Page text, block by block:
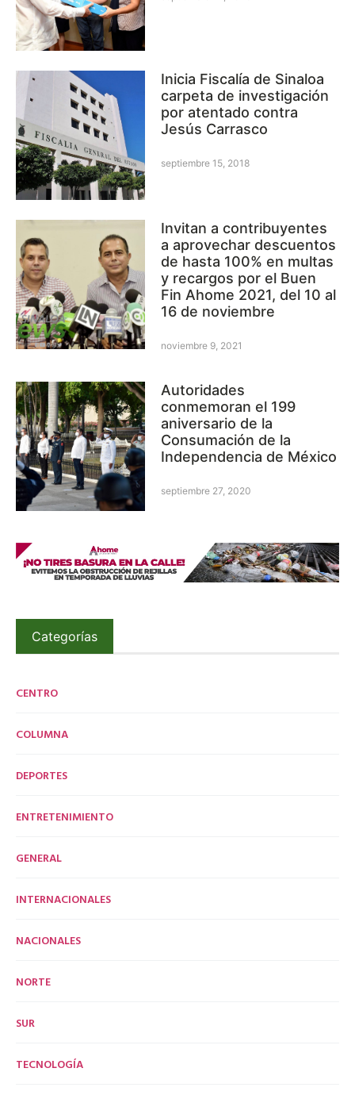
Inicia Fiscalía de Sinaloa
carpeta de investigación
por atentado contra
Jesús Carrasco
septiembre 15, 2018
Invitan a contribuyentes
a aprovechar descuentos
de hasta 100% en multas
y recargos por el Buen
Fin Ahome 2021, del 10 al
16 de noviembre
noviembre 9, 2021
Autoridades
conmemoran el 199
aniversario de la
Consumación de la
Independencia de México
septiembre 27, 2020
Categorías
CENTRO
COLUMNA
DEPORTES
ENTRETENIMIENTO
GENERAL
INTERNACIONALES
NACIONALES
NORTE
SUR
TECNOLOGÍA